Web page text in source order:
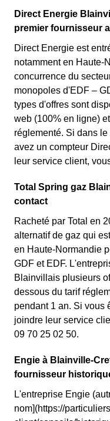
Direct Energie
premier fournisseur
Direct Energie est
notamment en Haute-
concurrence du
monopoles d'EDF –
types d'offres sont
web (100% en ligne)
réglementé. Si dans
avez un compteur
leur service client,
Total Spring gaz
contact
Racheté par Total en
alternatif de gaz qui
en Haute-Normandie
GDF et EDF.
Blainvillais plusieurs
dessous du tarif
pendant 1 an. Si vous
joindre leur service
09 70 25 02 50.
Engie à Blainville-
fournisseur
L'entreprise Engie
nom](https://